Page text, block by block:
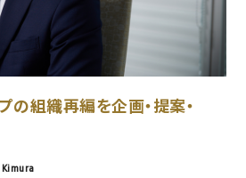
の組織再編を企画・提案・